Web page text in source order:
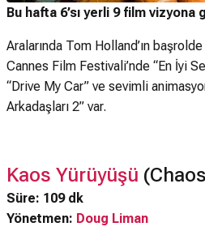
Bu hafta 6’sı yerli 9 film vizyona
Aralarında Tom Holland’ın
Cannes Film Festivali’nde “En İyi
“Drive My Car” ve sevimli
Arkadaşları 2” var.
Kaos Yürüyüşü
Süre: 109 dk
Yönetmen: Doug Liman